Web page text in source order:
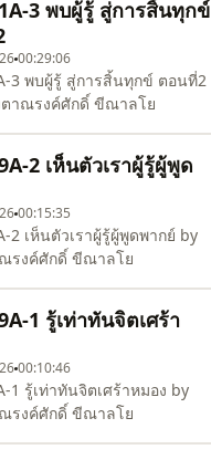
3 พบผู้รู้ สู่การสิ้นทุกข์
00:29:06
3 พบผู้รู้ สู่การสิ้นทุกข์ ตอนที่2
ตาณรงค์ศักดิ์ ขีณาลโย
2 เห็นตัวเราผู้รู้ผู้พูด
00:15:35
2 เห็นตัวเราผู้รู้ผู้พูดพากย์ by
รงค์ศักดิ์ ขีณาลโย
1 รู้เท่าทันจิตเศร้า
00:10:46
1 รู้เท่าทันจิตเศร้าหมอง by
รงค์ศักดิ์ ขีณาลโย